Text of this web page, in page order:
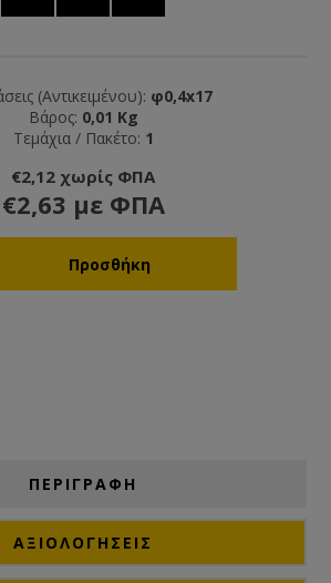
(Αντικειμένου): φ0,4x17
Βάρος: 0,01 Kg
Τεμάχια / Πακέτο: 1
€2,12 χωρίς ΦΠΑ
€2,63 με ΦΠΑ
ΠΕΡΙΓΡΑΦΗ
ΑΞΙΟΛΟΓΉΣΕΙΣ